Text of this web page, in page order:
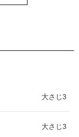
大さじ3
大さじ3